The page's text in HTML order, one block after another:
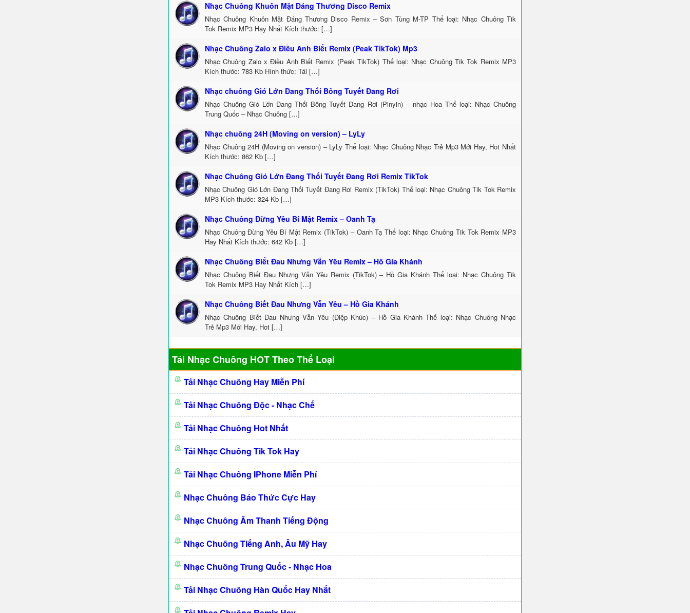
Nhạc Chuông Khuôn Mặt Đáng Thương Disco Remix
Nhạc Chuông Khuôn Mặt Đáng Thương Disco Remix – Sơn Tùng M-TP Thể loại: Nhạc Chuông Tik
Tok Remix MP3 Hay Nhất Kích thước: […]
Nhạc Chuông Zalo x Điều Anh Biết Remix (Peak TikTok) Mp3
Nhạc Chuông Zalo x Điều Anh Biết Remix (Peak TikTok) Thể loại: Nhạc Chuông Tik Tok Remix MP3
Kích thước: 783 Kb Hình thức: Tải […]
Nhạc chuông Gió Lớn Đang Thổi Bông Tuyết Đang Rơi
Nhạc Chuông Gió Lớn Đang Thổi Bông Tuyết Đang Rơi (Pinyin) – nhạc Hoa Thể loại: Nhạc Chuông
Trung Quốc – Nhạc Chuông […]
Nhạc chuông 24H (Moving on version) – LyLy
Nhạc Chuông 24H (Moving on version) – LyLy Thể loại: Nhạc Chuông Nhạc Trẻ Mp3 Mới Hay, Hot Nhất
Kích thước: 862 Kb […]
Nhạc Chuông Gió Lớn Đang Thổi Tuyết Đang Rơi Remix TikTok
Nhạc Chuông Gió Lớn Đang Thổi Tuyết Đang Rơi Remix (TikTok) Thể loại: Nhạc Chuông Tik Tok Remix
MP3 Kích thước: 324 Kb […]
Nhạc Chuông Đừng Yêu Bí Mật Remix – Oanh Tạ
Nhạc Chuông Đừng Yêu Bí Mật Remix (TikTok) – Oanh Tạ Thể loại: Nhạc Chuông Tik Tok Remix MP3
Hay Nhất Kích thước: 642 Kb […]
Nhạc Chuông Biết Đau Nhưng Vẫn Yêu Remix – Hồ Gia Khánh
Nhạc Chuông Biết Đau Nhưng Vẫn Yêu Remix (TikTok) – Hồ Gia Khánh Thể loại: Nhạc Chuông Tik
Tok Remix MP3 Hay Nhất Kích […]
Nhạc Chuông Biết Đau Nhưng Vẫn Yêu – Hồ Gia Khánh
Nhạc Chuông Biết Đau Nhưng Vẫn Yêu (Điệp Khúc) – Hồ Gia Khánh Thể loại: Nhạc Chuông Nhạc
Trẻ Mp3 Mới Hay, Hot […]
Tải Nhạc Chuông HOT Theo Thể Loại
Tải Nhạc Chuông Hay Miễn Phí
Tải Nhạc Chuông Độc - Nhạc Chế
Tải Nhạc Chuông Hot Nhất
Tải Nhạc Chuông Tik Tok Hay
Tải Nhạc Chuông IPhone Miễn Phí
Nhạc Chuông Báo Thức Cực Hay
Nhạc Chuông Âm Thanh Tiếng Động
Nhạc Chuông Tiếng Anh, Âu Mỹ Hay
Nhạc Chuông Trung Quốc - Nhạc Hoa
Tải Nhạc Chuông Hàn Quốc Hay Nhất